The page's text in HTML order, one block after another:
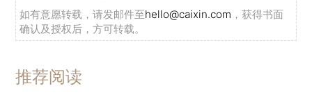
如有意愿转载，请发邮件至hello@caixin.com ，获得书面
确认及授权后，方可转载。
推荐阅读